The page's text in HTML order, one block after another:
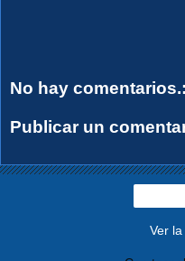
No hay comentarios.:
Publicar un
Ver